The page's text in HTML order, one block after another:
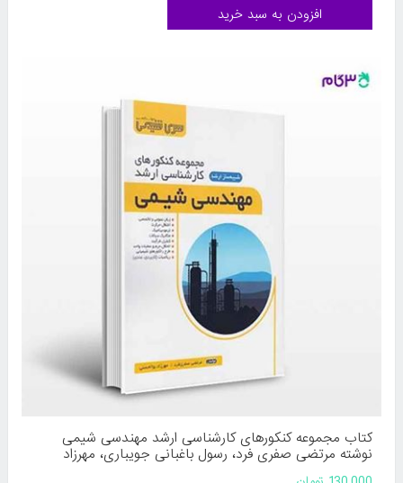
کتاب مجموعه کنکورهای کارشناسی ارشد مهندسی شیمی
نوشته مرتضی صفری فرد، رسول باغبانی جویباری، مهرزاد
بوالحسنی از بینش